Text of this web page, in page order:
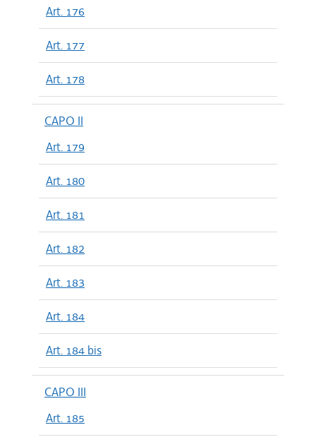
Art. 176
Art. 177
Art. 178
CAPO II
Art. 179
Art. 180
Art. 181
Art. 182
Art. 183
Art. 184
Art. 184 bis
CAPO III
Art. 185